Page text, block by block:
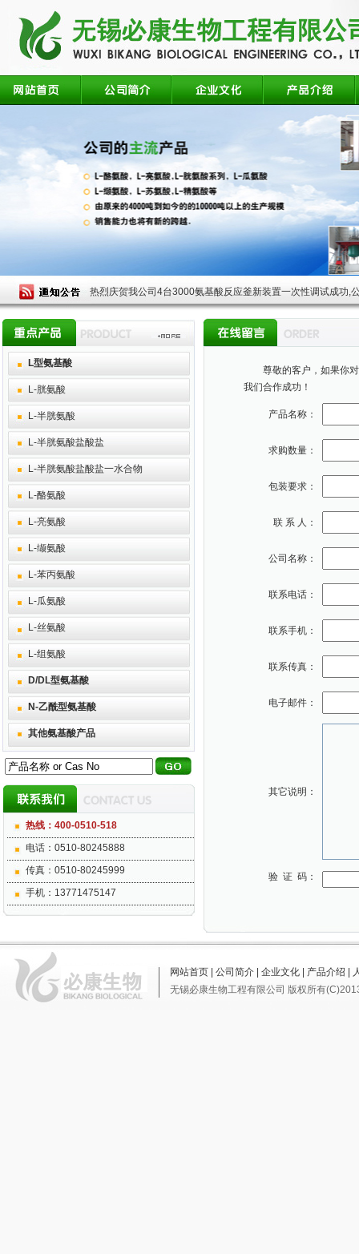
热烈庆贺我公司4台3000氨基酸反应釜新装置一次性调试成功,
L型氨基酸
L-胱氨酸
L-半胱氨酸
L-半胱氨酸盐酸盐
L-半胱氨酸盐酸盐一水合物
L-酪氨酸
L-亮氨酸
L-缬氨酸
L-苯丙氨酸
L-瓜氨酸
L-丝氨酸
L-组氨酸
D/DL型氨基酸
N-乙酰型氨基酸
其他氨基酸产品
热线：400-0510-518
电话：0510-80245888
传真：0510-80245999
手机：13771475147
尊敬的客户，如果你对
我们合作成功！
产品名称：
求购数量：
包装要求：
联 系 人：
公司名称：
联系电话：
联系手机：
联系传真：
电子邮件：
其它说明：
验 证 码：
网站首页| 公司简介| 企业文化| 产品介绍
无锡必康生物工程有限公司 版权所有